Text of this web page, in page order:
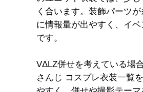
く合います。装飾パーツ
に情報量が出やすく、イ
です。
VΔLZ併せを考えている場
さんじ コスプレ衣装一覧